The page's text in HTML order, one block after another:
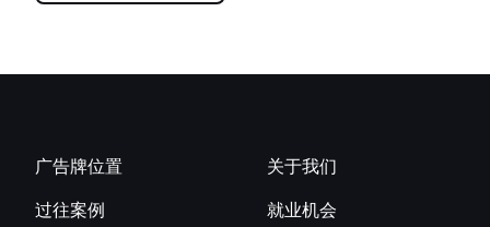
广告牌位置
过往案例
关于我们
就业机会